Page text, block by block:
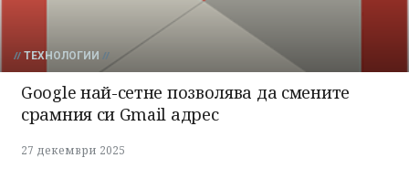
ТЕХНОЛОГИИ
Google най-сетне позволява да смените
срамния си Gmail адрес
27 декември 2025